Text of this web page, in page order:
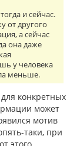
и сейчас.
от другого
а сейчас
она даже
у человека
меньше.
конкретных
может
мотив
таки, при
этого